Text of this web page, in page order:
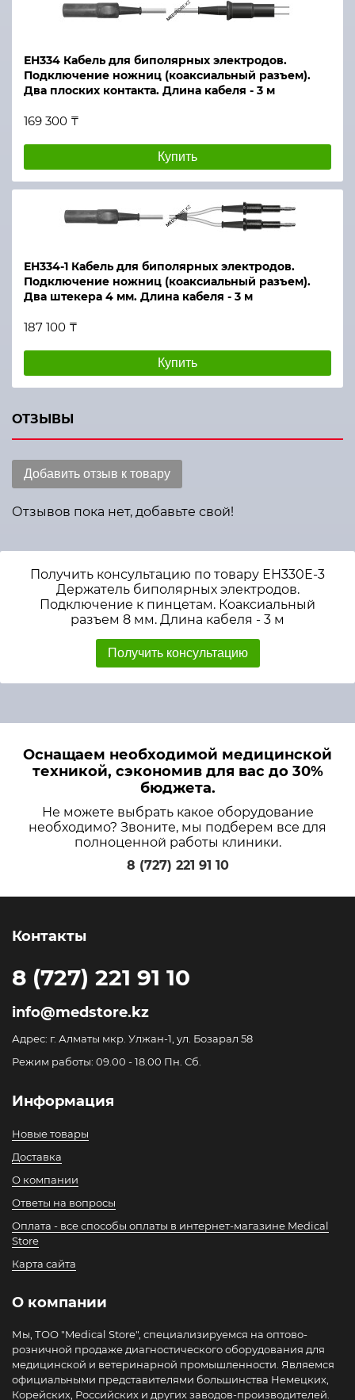
ЕН334 Кабель для биполярных электродов.
Подключение ножниц (коаксиальный разъем).
Два плоских контакта. Длина кабеля - 3 м
169 300 ₸
Купить
ЕН334-1 Кабель для биполярных электродов.
Подключение ножниц (коаксиальный разъем).
Два штекера 4 мм. Длина кабеля - 3 м
187 100 ₸
Купить
ОТЗЫВЫ
Добавить отзыв к товару
Отзывов пока нет, добавьте свой!
Получить консультацию по товару ЕН330Е-3
Держатель биполярных электродов.
Подключение к пинцетам. Коаксиальный
разъем 8 мм. Длина кабеля - 3 м
Получить консультацию
Оснащаем необходимой медицинской
техникой, сэкономив для вас до 30%
бюджета.
Не можете выбрать какое оборудование
необходимо? Звоните, мы подберем все для
полноценной работы клиники.
8 (727) 221 91 10
Контакты
8 (727) 221 91 10
info@medstore.kz
Адрес: г. Алматы мкр. Улжан-1, ул. Бозарал 58
Режим работы: 09.00 - 18.00 Пн. Сб.
Информация
Новые товары
Доставка
О компании
Ответы на вопросы
Оплата - все способы оплаты в интернет-магазине Medical
Store
Карта сайта
О компании
Мы, ТОО "Medical Store", специализируемся на оптово-
розничной продаже диагностического оборудования для
медицинской и ветеринарной промышленности. Являемся
официальными представителями большинства Немецких,
Корейских, Российских и других заводов-производителей.